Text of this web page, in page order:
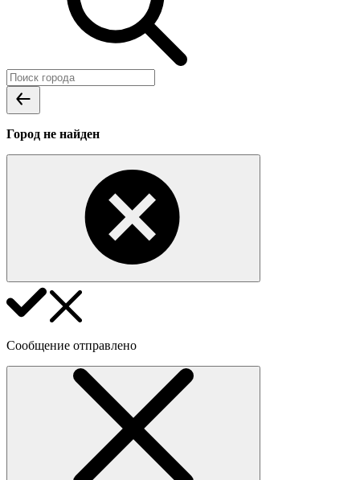
Город не найден
Сообщение отправлено